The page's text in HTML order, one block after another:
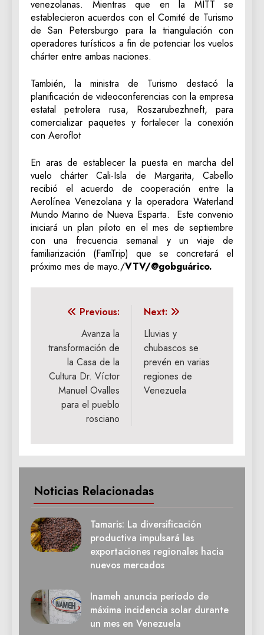
venezolanas. Mientras que en la MITT se
establecieron acuerdos con el Comité de Turismo
de San Petersburgo para la triangulación con
operadores turísticos a fin de potenciar los vuelos
chárter entre ambas naciones.
También, la ministra de Turismo destacó la
planificación de videoconferencias con la empresa
estatal petrolera rusa, Roszarubezhneft, para
comercializar paquetes y fortalecer la conexión
con Aeroflot
En aras de establecer la puesta en marcha del
vuelo chárter Cali-Isla de Margarita, Cabello
recibió el acuerdo de cooperación entre la
Aerolínea Venezolana y la operadora Waterland
Mundo Marino de Nueva Esparta. Este convenio
iniciará un plan piloto en el mes de septiembre
con una frecuencia semanal y un viaje de
familiarización (FamTrip) que se concretará el
próximo mes de mayo./VTV/@gobguárico.
Navegación
entradas
Previous:
Avanza la
transformación de
la Casa de la
Cultura Dr. Víctor
Manuel Ovalles
para el pueblo
rosciano
Next:
Lluvias y
chubascos se
prevén en varias
regiones de
Venezuela
Noticias Relacionadas
Tamaris: La diversificación
productiva impulsará las
exportaciones regionales hacia
nuevos mercados
Inameh anuncia periodo de
máxima incidencia solar durante
un mes en Venezuela